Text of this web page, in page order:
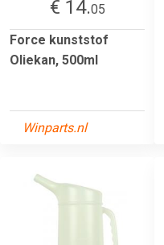
€ 14.05
Force kunststof
Oliekan, 500ml
Winparts.nl